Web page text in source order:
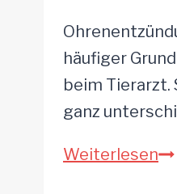
häufiger
beim Tierarzt.
ganz
Weiterlesen